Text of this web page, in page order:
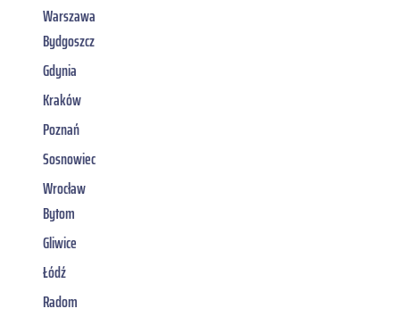
Warszawa
Bydgoszcz
Gdynia
Kraków
Poznań
Sosnowiec
Wrocław
Bytom
Gliwice
Łódź
Radom